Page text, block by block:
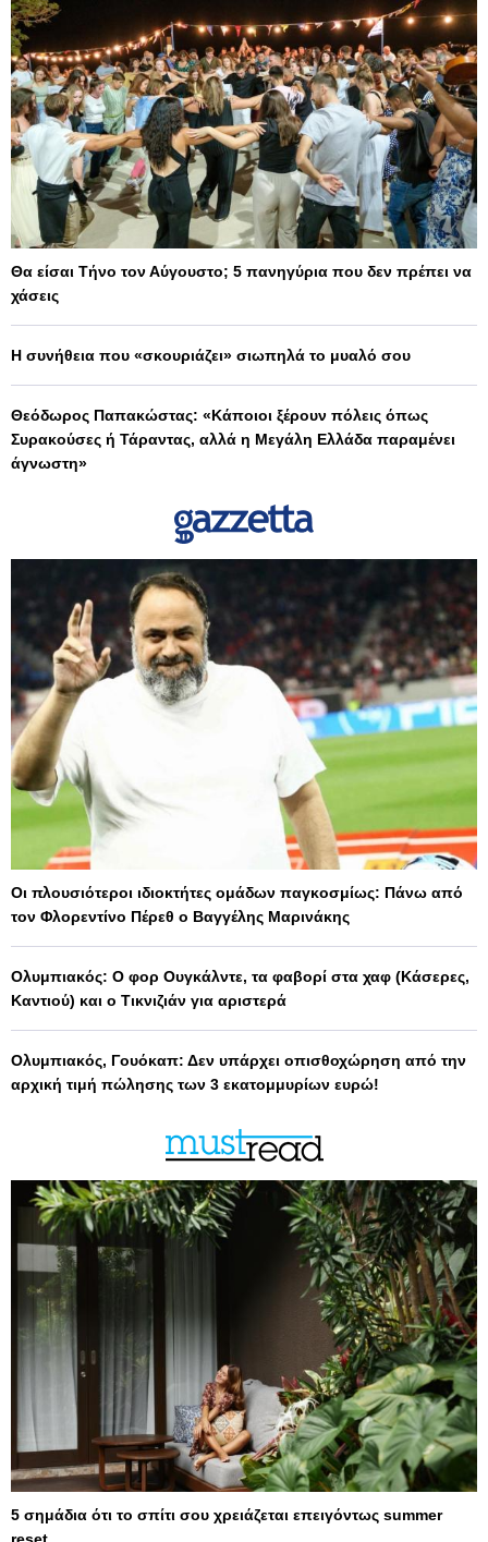
Θα είσαι Τήνο τον Αύγουστο; 5 πανηγύρια που δεν πρέπει να
χάσεις
Η συνήθεια που «σκουριάζει» σιωπηλά το μυαλό σου
Θεόδωρος Παπακώστας: «Κάποιοι ξέρουν πόλεις όπως
Συρακούσες ή Τάραντας, αλλά η Μεγάλη Ελλάδα παραμένει
άγνωστη»
Οι πλουσιότεροι ιδιοκτήτες ομάδων παγκοσμίως: Πάνω από
τον Φλορεντίνο Πέρεθ ο Βαγγέλης Μαρινάκης
Ολυμπιακός: Ο φορ Ουγκάλντε, τα φαβορί στα χαφ (Κάσερες,
Καντιού) και ο Τικνιζιάν για αριστερά
Ολυμπιακός, Γουόκαπ: Δεν υπάρχει οπισθοχώρηση από την
αρχική τιμή πώλησης των 3 εκατομμυρίων ευρώ!
5 σημάδια ότι το σπίτι σου χρειάζεται επειγόντως summer
reset